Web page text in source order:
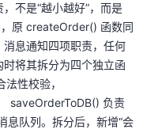
不是“越小越好”，而是
原 createOrder() 函数同
息通知四项职责，任何
将其拆分为四个独立函
性校验，
saveOrderToDB() 负责
队列。拆分后，新增“会